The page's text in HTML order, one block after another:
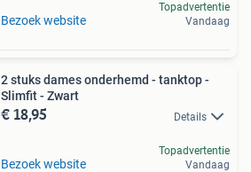
Bezoek website
Topadvertentie
Vandaag
2 stuks dames onderhemd - tanktop -
Slimfit - Zwart
€ 18,95 Details
Bezoek website
Topadvertentie
Vandaag